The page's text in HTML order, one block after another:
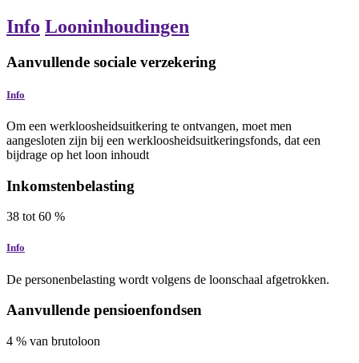
Info Looninhoudingen
Aanvullende sociale verzekering
Info
Om een werkloosheidsuitkering te ontvangen, moet men
aangesloten zijn bij een werkloosheidsuitkeringsfonds, dat een
bijdrage op het loon inhoudt
Inkomstenbelasting
38 tot 60 %
Info
De personenbelasting wordt volgens de loonschaal afgetrokken.
Aanvullende pensioenfondsen
4 % van brutoloon